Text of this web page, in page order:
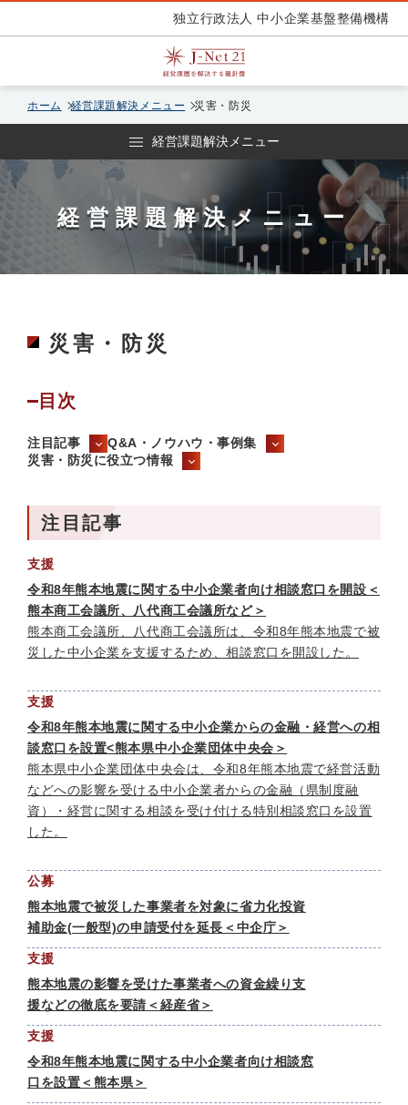
独立行政法人 中小企業基盤整備機構
ホーム 経営課題解決メニュー 災害・防災
経営課題解決メニュー
経営課題解決メニュー
災害・防災
目次
注目記事
Q&A・ノウハウ・事例集
災害・防災に役立つ情報
注目記事
支援
令和8年熊本地震に関する中小企業者向け相談窓口を開設＜
熊本商工会議所、八代商工会議所など＞
熊本商工会議所、八代商工会議所は、令和8年熊本地震で被
災した中小企業を支援するため、相談窓口を開設した。
支援
令和8年熊本地震に関する中小企業からの金融・経営への相
談窓口を設置<熊本県中小企業団体中央会＞
熊本県中小企業団体中央会は、令和8年熊本地震で経営活動
などへの影響を受ける中小企業者からの金融（県制度融
資）・経営に関する相談を受け付ける特別相談窓口を設置
した。
公募
熊本地震で被災した事業者を対象に省力化投資
補助金(一般型)の申請受付を延長＜中企庁＞
支援
熊本地震の影響を受けた事業者への資金繰り支
援などの徹底を要請＜経産省＞
支援
令和8年熊本地震に関する中小企業者向け相談窓
口を設置＜熊本県＞